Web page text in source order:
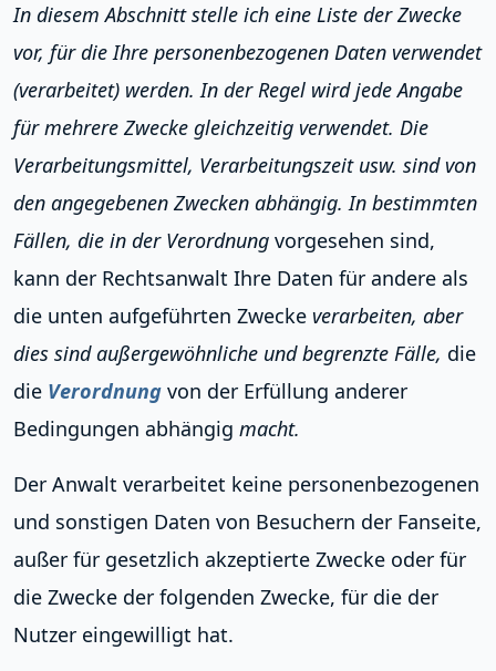
In diesem Abschnitt stelle ich eine Liste der Zwecke
vor, für die Ihre personenbezogenen Daten verwendet
(verarbeitet) werden. In der Regel wird jede Angabe
für mehrere Zwecke gleichzeitig verwendet. Die
Verarbeitungsmittel, Verarbeitungszeit usw. sind von
den angegebenen Zwecken abhängig. In bestimmten
Fällen, die in der Verordnung vorgesehen sind,
kann der Rechtsanwalt Ihre Daten für andere als
die unten aufgeführten Zwecke verarbeiten, aber
dies sind außergewöhnliche und begrenzte Fälle, die
die Verordnung von der Erfüllung anderer
Bedingungen abhängig macht.
Der Anwalt verarbeitet keine personenbezogenen
und sonstigen Daten von Besuchern der Fanseite,
außer für gesetzlich akzeptierte Zwecke oder für
die Zwecke der folgenden Zwecke, für die der
Nutzer eingewilligt hat.